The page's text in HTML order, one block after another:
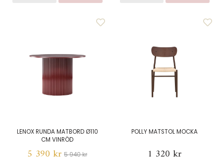
LENOX RUNDA MATBORD Ø110
CM VINRÖD
5 390 kr 5 940 kr
POLLY MATSTOL MOCKA
1 320 kr